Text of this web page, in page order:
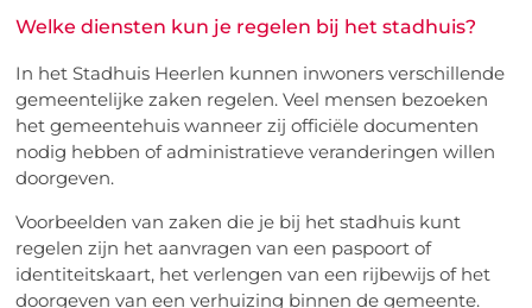
Welke diensten kun je regelen bij het stadhuis?
In het Stadhuis Heerlen kunnen inwoners verschillende
gemeentelijke zaken regelen. Veel mensen bezoeken
het gemeentehuis wanneer zij officiële documenten
nodig hebben of administratieve veranderingen willen
doorgeven.
Voorbeelden van zaken die je bij het stadhuis kunt
regelen zijn het aanvragen van een paspoort of
identiteitskaart, het verlengen van een rijbewijs of het
doorgeven van een verhuizing binnen de gemeente.